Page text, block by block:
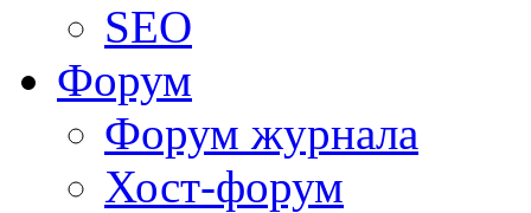
SEO
Форум
Форум журнала
Хост-форум